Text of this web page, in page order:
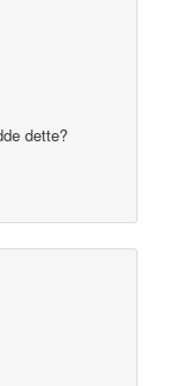
dette?